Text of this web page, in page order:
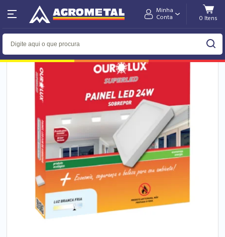
Minha
Conta
Home Departamentos